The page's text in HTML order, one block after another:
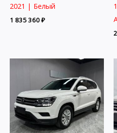
2021 | Белый
1 835 360₽